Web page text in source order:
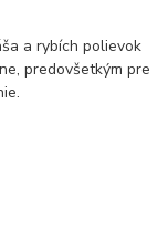
a rybích polievok
predovšetkým pre